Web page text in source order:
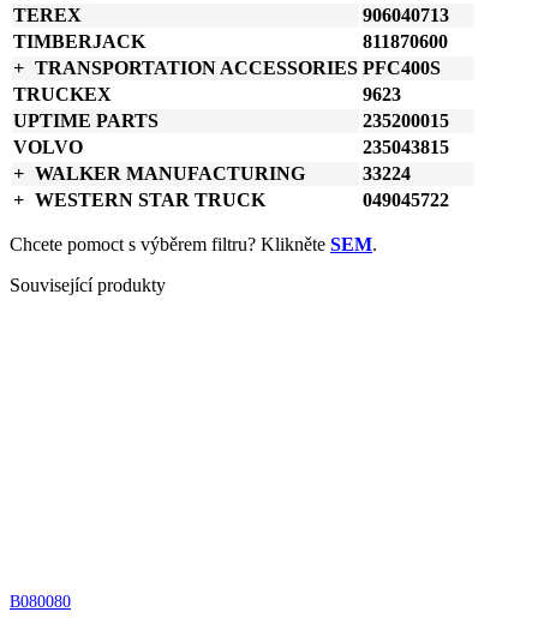
TEREX
906040713
TIMBERJACK
811870600
TRANSPORTATION ACCESSORIES PFC400S
TRUCKEX
9623
UPTIME PARTS
235200015
VOLVO
235043815
WALKER MANUFACTURING
33224
WESTERN STAR TRUCK
049045722
Chcete pomoct s výběrem filtru? Klikněte SEM.
Související produkty
B080080